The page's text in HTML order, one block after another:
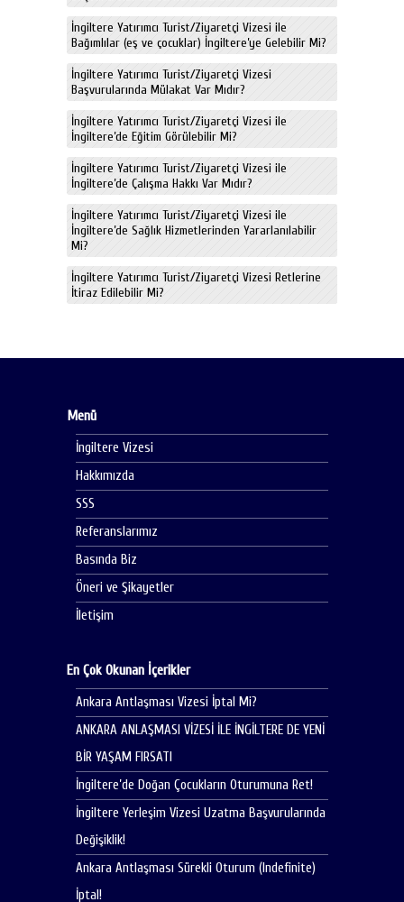
İngiltere Yatırımcı Turist/Ziyaretçi Vizesi ile
Bağımlılar (eş ve çocuklar) İngiltere’ye Gelebilir Mi?
İngiltere Yatırımcı Turist/Ziyaretçi Vizesi
Başvurularında Mülakat Var Mıdır?
İngiltere Yatırımcı Turist/Ziyaretçi Vizesi ile
İngiltere’de Eğitim Görülebilir Mi?
İngiltere Yatırımcı Turist/Ziyaretçi Vizesi ile
İngiltere’de Çalışma Hakkı Var Mıdır?
İngiltere Yatırımcı Turist/Ziyaretçi Vizesi ile
İngiltere’de Sağlık Hizmetlerinden Yararlanılabilir
Mi?
İngiltere Yatırımcı Turist/Ziyaretçi Vizesi Retlerine
İtiraz Edilebilir Mi?
Menü
İngiltere Vizesi
Hakkımızda
SSS
Referanslarımız
Basında Biz
Öneri ve Şikayetler
İletişim
En Çok Okunan İçerikler
Ankara Antlaşması Vizesi İptal Mi?
ANKARA ANLAŞMASI VİZESİ İLE İNGİLTERE DE YENİ
BİR YAŞAM FIRSATI
İngiltere’de Doğan Çocukların Oturumuna Ret!
İngiltere Yerleşim Vizesi Uzatma Başvurularında
Değişiklik!
Ankara Antlaşması Sürekli Oturum (Indefinite)
İptal!